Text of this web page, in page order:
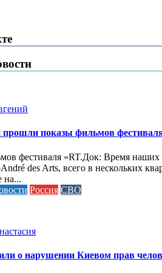
показы фильмов
фестиваля «RT.Док: Время наших
des Arts, всего в нескольких
на...
Россия СВО
о нарушении Киевом прав